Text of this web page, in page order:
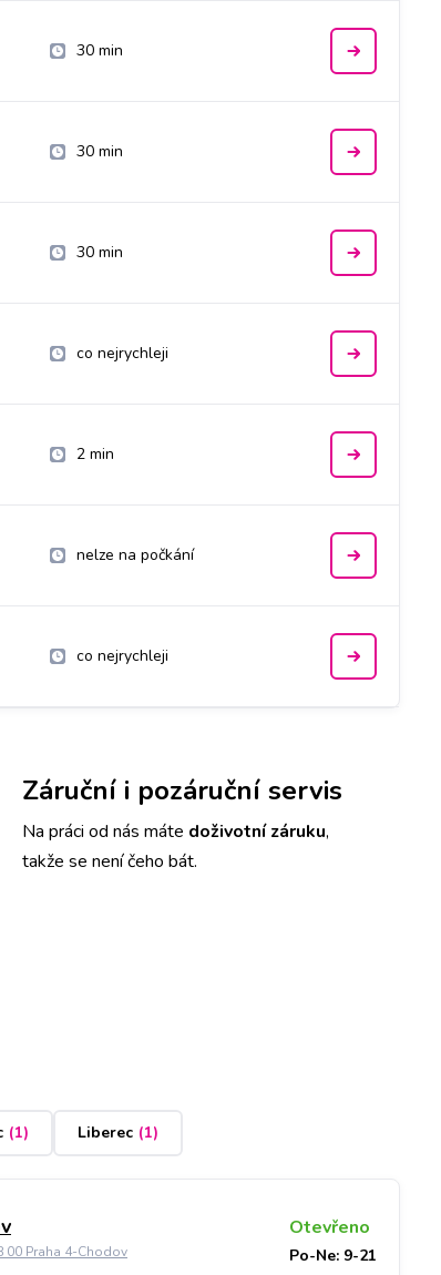
30 min
30 min
30 min
co nejrychleji
2 min
nelze na počkání
co nejrychleji
Záruční i pozáruční servis
Na práci od nás máte doživotní záruku,
takže se není čeho bát.
(1) Liberec (1)
00 Praha 4-Chodov
Otevřeno
Po-Ne: 9-21